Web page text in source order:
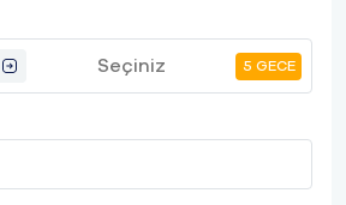
5 GECE